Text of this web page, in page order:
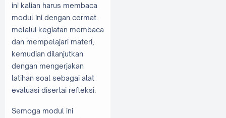
ini kalian harus membaca
modul ini dengan cermat.
melalui kegiatan membaca
dan mempelajari materi,
kemudian dilanjutkan
dengan mengerjakan
latihan soal sebagai alat
evaluasi disertai refleksi.
Semoga modul ini